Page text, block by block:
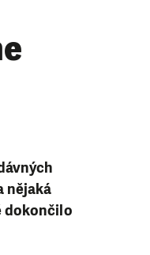
nějaká
dokončilo